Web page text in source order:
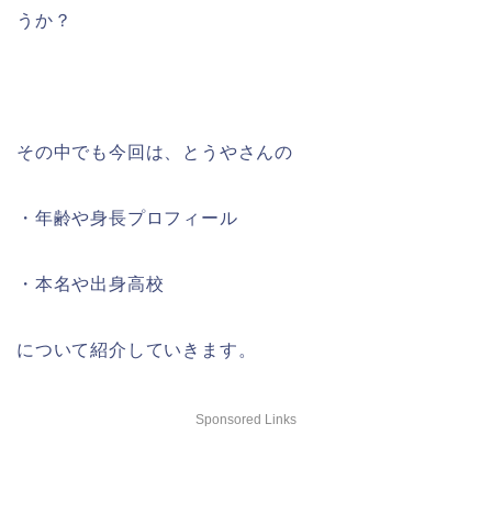
うか？
その中でも今回は、とうやさんの
・年齢や身長プロフィール
・本名や出身高校
について紹介していきます。
Sponsored Links